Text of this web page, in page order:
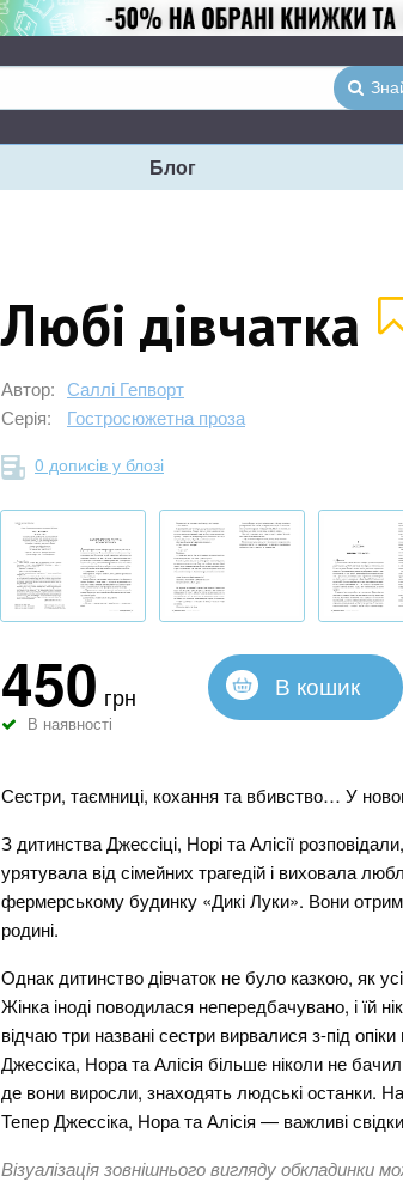
Блог
Любі дівчатка
Автор: Саллі Гепворт
Серія:
Гостросюжетна проза
0 дописів у блозі
450 грн
В наявності
В кошик
Сестри, таємниці, кохання та вбивство… У
З дитинства Джессіці, Норі та Алісії
урятувала від сімейних трагедій і виховала
фермерському будинку «Дикі Луки». Вони
родині.
Однак дитинство дівчаток не було казкою, як
Жінка іноді поводилася непередбачувано, і їй
відчаю три названі сестри вирвалися з-під
Джессіка, Нора та Алісія більше ніколи не
де вони виросли, знаходять людські останки.
Тепер Джессіка, Нора та Алісія — важливі
Візуалізація зовнішнього вигляду обкладинки